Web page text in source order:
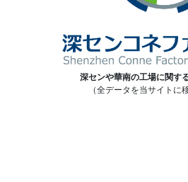
深センや華南の工場に関す
（全データを当サイトに